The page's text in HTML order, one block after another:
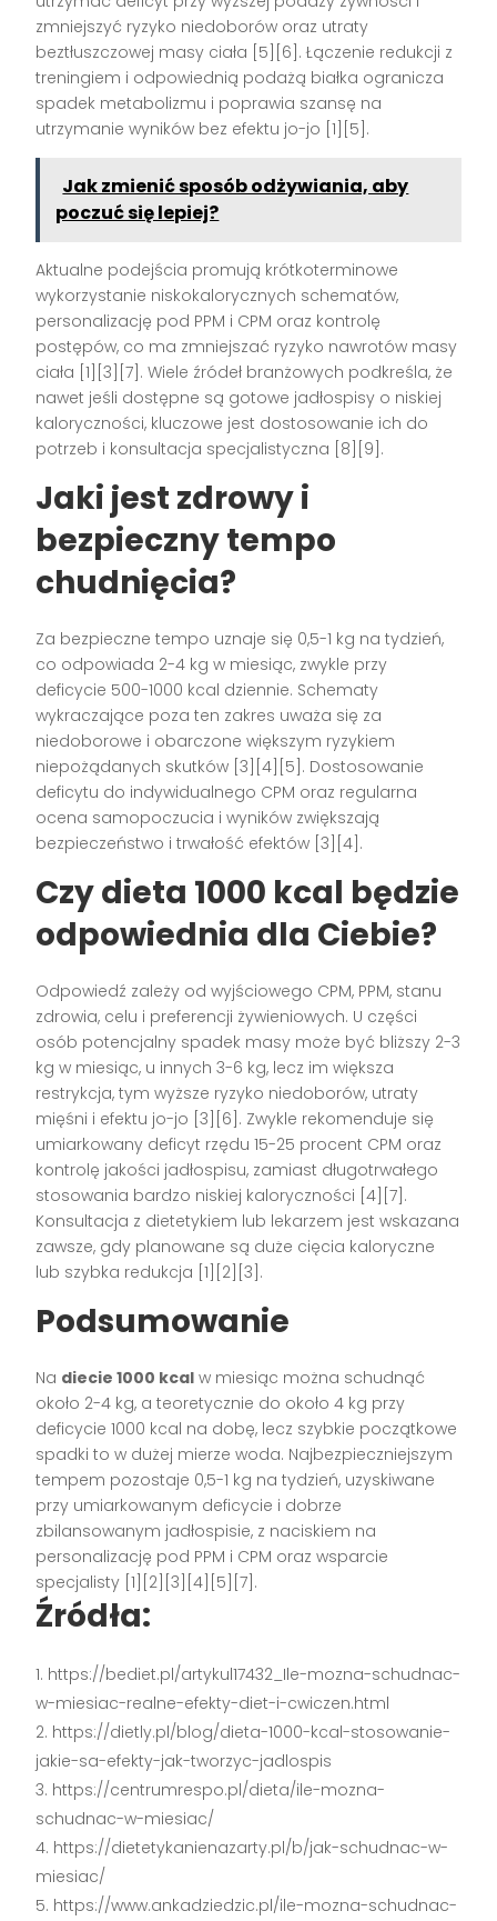
zmniejszyć ryzyko niedoborów oraz utraty
beztłuszczowej masy ciała [5][6]. Łączenie redukcji z
treningiem i odpowiednią podażą białka ogranicza
spadek metabolizmu i poprawia szansę na
utrzymanie wyników bez efektu jo-jo [1][5].
Jak zmienić sposób odżywiania, aby
poczuć się lepiej?
Aktualne podejścia promują krótkoterminowe
wykorzystanie niskokalorycznych schematów,
personalizację pod PPM i CPM oraz kontrolę
postępów, co ma zmniejszać ryzyko nawrotów masy
ciała [1][3][7]. Wiele źródeł branżowych podkreśla, że
nawet jeśli dostępne są gotowe jadłospisy o niskiej
kaloryczności, kluczowe jest dostosowanie ich do
potrzeb i konsultacja specjalistyczna [8][9].
Jaki jest zdrowy i
bezpieczny tempo
chudnięcia?
Za bezpieczne tempo uznaje się 0,5-1 kg na tydzień,
co odpowiada 2-4 kg w miesiąc, zwykle przy
deficycie 500-1000 kcal dziennie. Schematy
wykraczające poza ten zakres uważa się za
niedoborowe i obarczone większym ryzykiem
niepożądanych skutków [3][4][5]. Dostosowanie
deficytu do indywidualnego CPM oraz regularna
ocena samopoczucia i wyników zwiększają
bezpieczeństwo i trwałość efektów [3][4].
Czy dieta 1000 kcal będzie
odpowiednia dla Ciebie?
Odpowiedź zależy od wyjściowego CPM, PPM, stanu
zdrowia, celu i preferencji żywieniowych. U części
osób potencjalny spadek masy może być bliższy 2-3
kg w miesiąc, u innych 3-6 kg, lecz im większa
restrykcja, tym wyższe ryzyko niedoborów, utraty
mięśni i efektu jo-jo [3][6]. Zwykle rekomenduje się
umiarkowany deficyt rzędu 15-25 procent CPM oraz
kontrolę jakości jadłospisu, zamiast długotrwałego
stosowania bardzo niskiej kaloryczności [4][7].
Konsultacja z dietetykiem lub lekarzem jest wskazana
zawsze, gdy planowane są duże cięcia kaloryczne
lub szybka redukcja [1][2][3].
Podsumowanie
Na diecie 1000 kcal w miesiąc można schudnąć
około 2-4 kg, a teoretycznie do około 4 kg przy
deficycie 1000 kcal na dobę, lecz szybkie początkowe
spadki to w dużej mierze woda. Najbezpieczniejszym
tempem pozostaje 0,5-1 kg na tydzień, uzyskiwane
przy umiarkowanym deficycie i dobrze
zbilansowanym jadłospisie, z naciskiem na
personalizację pod PPM i CPM oraz wsparcie
specjalisty [1][2][3][4][5][7].
Źródła:
https://bediet.pl/artykul17432_Ile-mozna-schudnac-
w-miesiac-realne-efekty-diet-i-cwiczen.html
https://dietly.pl/blog/dieta-1000-kcal-stosowanie-
jakie-sa-efekty-jak-tworzyc-jadlospis
https://centrumrespo.pl/dieta/ile-mozna-
schudnac-w-miesiac/
https://dietetykanienazarty.pl/b/jak-schudnac-w-
miesiac/
https://www.ankadziedzic.pl/ile-mozna-schudnac-